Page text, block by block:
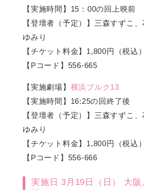
【実施時間】15：00の回上映前
【登壇者（予定）】三森すずこ
ゆみり
【チケット料金】1,800円（税込）
【Pコード】556-665
【実施劇場】 横浜ブルク13
【実施時間】16:25の回終了後
【登壇者（予定）】三森すずこ
ゆみり
【チケット料金】1,800円（税込）
【Pコード】556-666
実施日 3月19日（日） 大